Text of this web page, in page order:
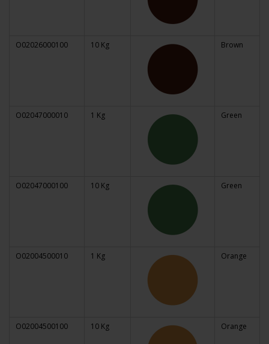
O02026000100 10 Kg Brown
O02047000010 1 Kg Green
O02047000100 10 Kg Green
O02004500010 1 Kg Orange
O02004500100 10 Kg Orange